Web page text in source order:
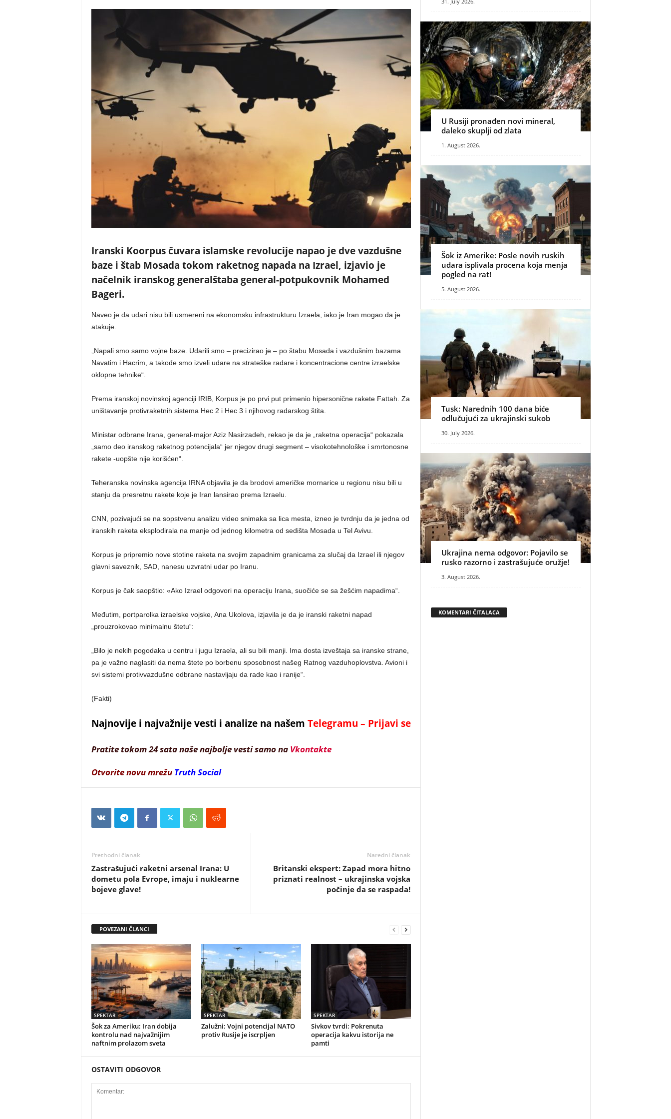
Iranski Koorpus čuvara islamske revolucije napao je dve vazdušne
baze i štab Mosada tokom raketnog napada na Izrael, izjavio je
načelnik iranskog generalštaba general-potpukovnik Mohamed
Bageri.
Naveo je da udari nisu bili usmereni na ekonomsku infrastrukturu Izraela, iako je Iran mogao da je
atakuje.
„Napali smo samo vojne baze. Udarili smo – precizirao je – po štabu Mosada i vazdušnim bazama
Navatim i Hacrim, a takođe smo izveli udare na strateške radare i koncentracione centre izraelske
oklopne tehnike“.
Prema iranskoj novinskoj agenciji IRIB, Korpus je po prvi put primenio hipersonične rakete Fattah. Za
uništavanje protivraketnih sistema Hec 2 i Hec 3 i njihovog radarskog štita.
Ministar odbrane Irana, general-major Aziz Nasirzadeh, rekao je da je „raketna operacija“ pokazala
„samo deo iranskog raketnog potencijala“ jer njegov drugi segment – visokotehnološke i smrtonosne
rakete -uopšte nije korišćen“.
Teheranska novinska agencija IRNA objavila je da brodovi američke mornarice u regionu nisu bili u
stanju da presretnu rakete koje je Iran lansirao prema Izraelu.
CNN, pozivajući se na sopstvenu analizu video snimaka sa lica mesta, izneo je tvrdnju da je jedna od
iranskih raketa eksplodirala na manje od jednog kilometra od sedišta Mosada u Tel Avivu.
Korpus je pripremio nove stotine raketa na svojim zapadnim granicama za slučaj da Izrael ili njegov
glavni saveznik, SAD, nanesu uzvratni udar po Iranu.
Korpus je čak saopštio: «Ako Izrael odgovori na operaciju Irana, suočiće se sa žešćim napadima“.
Međutim, portparolka izraelske vojske, Ana Ukolova, izjavila je da je iranski raketni napad
„prouzrokovao minimalnu štetu“:
„Bilo je nekih pogodaka u centru i jugu Izraela, ali su bili manji. Ima dosta izveštaja sa iranske strane,
pa je važno naglasiti da nema štete po borbenu sposobnost našeg Ratnog vazduhoplovstva. Avioni i
svi sistemi protivvazdušne odbrane nastavljaju da rade kao i ranije“.
(Fakti)
Najnovije i najvažnije vesti i analize na našem Telegramu – Prijavi se
Pratite tokom 24 sata naše najbolje vesti samo na Vkontakte
Otvorite novu mrežu Truth Social
Prethodni članak
Zastrašujući raketni arsenal Irana: U
dometu pola Evrope, imaju i nuklearne
bojeve glave!
Naredni članak
Britanski ekspert: Zapad mora hitno
priznati realnost – ukrajinska vojska
počinje da se raspada!
POVEZANI ČLANCI
SPEKTAR
Šok za Ameriku: Iran dobija
kontrolu nad najvažnijim
naftnim prolazom sveta
SPEKTAR
Zalužni: Vojni potencijal NATO
protiv Rusije je iscrpljen
SPEKTAR
Sivkov tvrdi: Pokrenuta
operacija kakvu istorija ne
pamti
OSTAVITI ODGOVOR
U Rusiji pronađen novi mineral,
daleko skuplji od zlata
1. August 2026.
Šok iz Amerike: Posle novih ruskih
udara isplivala procena koja menja
pogled na rat!
5. August 2026.
Tusk: Narednih 100 dana biće
odlučujući za ukrajinski sukob
30. July 2026.
Ukrajina nema odgovor: Pojavilo se
rusko razorno i zastrašujuće oružje!
3. August 2026.
KOMENTARI ČITALACA